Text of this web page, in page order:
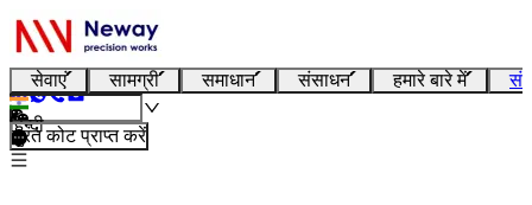
सेवाएं सामग्री समाधान संसाधन हमारे बारे में
हिन्दी
तुरंत कोट प्राप्त करें